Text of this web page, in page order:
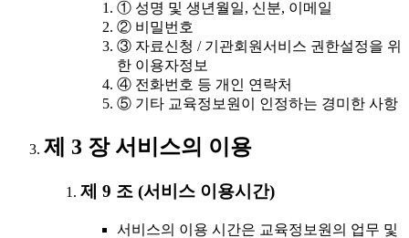
① 성명 및 생년월일, 신분, 이메일
② 비밀번호
③ 자료신청 / 기관회원서비스 권한설정을 위
한 이용자정보
④ 전화번호 등 개인 연락처
⑤ 기타 교육정보원이 인정하는 경미한 사항
제 3 장 서비스의 이용
제 9 조 (서비스 이용시간)
서비스의 이용 시간은 교육정보원의 업무 및